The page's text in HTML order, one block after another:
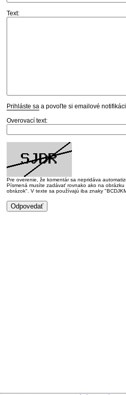
Text:
Prihláste sa a povoľte si emailové
Overovací text:
Pre overenie, že komentár sa nepridáva
Písmená musíte zadávať rovnako ako na
obrázok". V texte sa používajú iba znaky